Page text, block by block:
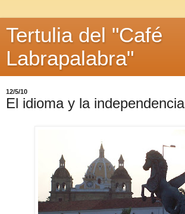
Tertulia del "Café
Labrapalabra"
12/5/10
El idioma y la independencia